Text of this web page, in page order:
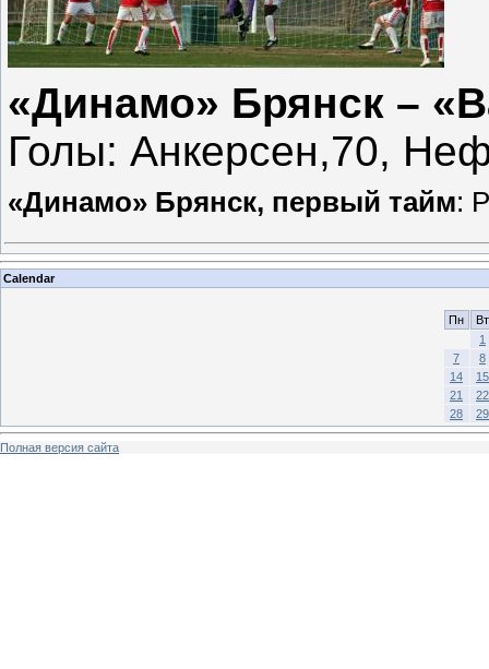
«Динамо» Брянск –
Голы: Анкерсен,70,
«Динамо» Брянск, первый тайм:
Calendar
Пн
Вт
1
7
8
14
15
21
22
28
29
Полная версия сайта